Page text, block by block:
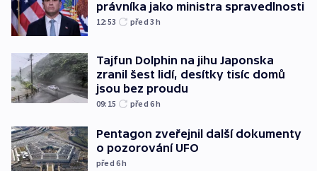
právníka jako ministra spravedlnosti
12:53 před 3h
Tajfun Dolphin na jihu Japonska
zranil šest lidí, desítky tisíc domů
jsou bez proudu
09:15 před 6h
Pentagon zveřejnil další dokumenty
o pozorování UFO
před 6h